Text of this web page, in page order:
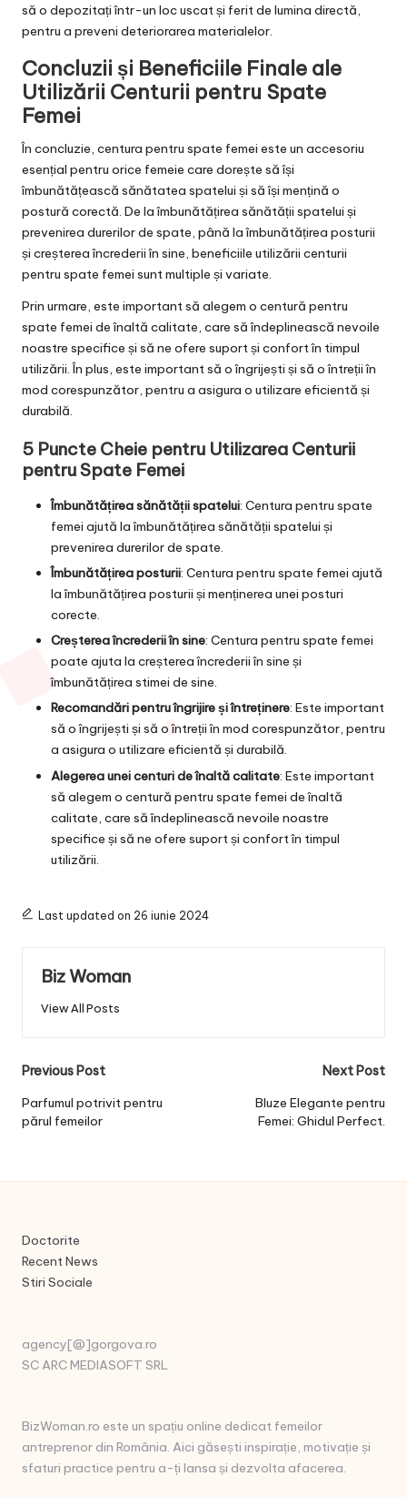
să o depozitați într-un loc uscat și ferit de lumina directă,
pentru a preveni deteriorarea materialelor.
Concluzii și Beneficiile Finale ale
Utilizării Centurii pentru Spate
Femei
În concluzie, centura pentru spate femei este un accesoriu
esențial pentru orice femeie care dorește să își
îmbunătățească sănătatea spatelui și să își mențină o
postură corectă. De la îmbunătățirea sănătății spatelui și
prevenirea durerilor de spate, până la îmbunătățirea posturii
și creșterea încrederii în sine, beneficiile utilizării centurii
pentru spate femei sunt multiple și variate.
Prin urmare, este important să alegem o centură pentru
spate femei de înaltă calitate, care să îndeplinească nevoile
noastre specifice și să ne ofere suport și confort în timpul
utilizării. În plus, este important să o îngrijești și să o întreții în
mod corespunzător, pentru a asigura o utilizare eficientă și
durabilă.
5 Puncte Cheie pentru Utilizarea Centurii
pentru Spate Femei
Îmbunătățirea sănătății spatelui: Centura pentru spate
femei ajută la îmbunătățirea sănătății spatelui și
prevenirea durerilor de spate.
Îmbunătățirea posturii: Centura pentru spate femei ajută
la îmbunătățirea posturii și menținerea unei posturi
corecte.
Creșterea încrederii în sine: Centura pentru spate femei
poate ajuta la creșterea încrederii în sine și
îmbunătățirea stimei de sine.
Recomandări pentru îngrijire și întreținere: Este important
să o îngrijești și să o întreții în mod corespunzător, pentru
a asigura o utilizare eficientă și durabilă.
Alegerea unei centuri de înaltă calitate: Este important
să alegem o centură pentru spate femei de înaltă
calitate, care să îndeplinească nevoile noastre
specifice și să ne ofere suport și confort în timpul
utilizării.
Last updated on 26 iunie 2024
Biz Woman
View All Posts
Post
navigation
Previous Post
Parfumul potrivit pentru
părul femeilor
Next Post
Bluze Elegante pentru
Femei: Ghidul Perfect.
Doctorite
Recent News
Stiri Sociale
agency[@]gorgova.ro
SC ARC MEDIASOFT SRL
BizWoman.ro este un spațiu online dedicat femeilor
antreprenor din România. Aici găsești inspirație, motivație și
sfaturi practice pentru a-ți lansa și dezvolta afacerea.